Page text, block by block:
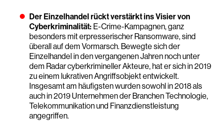
Der Einzelhandel rückt verstärkt ins Visier von
Cyberkriminalität: E-Crime-Kampagnen, ganz
besonders mit erpresserischer Ransomware, sind
überall auf dem Vormarsch. Bewegte sich der
Einzelhandel in den vergangenen Jahren noch unter
dem Radar cyberkrimineller Akteure, hat er sich in 2019
zu einem lukrativen Angriffsobjekt entwickelt.
Insgesamt am häufigsten wurden sowohl in 2018 als
auch in 2019 Unternehmen der Branchen Technologie,
Telekommunikation und Finanzdienstleistung
angegriffen.